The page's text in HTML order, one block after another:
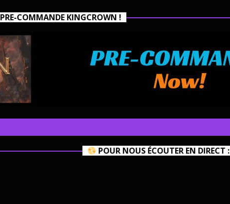
PRE-COMMANDE KINGCROWN !
POUR NOUS ÉCOUTER EN DIRECT :